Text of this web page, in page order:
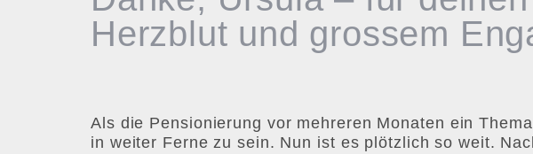
Herzblut und grossem
Als die Pensionierung vor mehreren Monaten ein
in weiter Ferne zu sein. Nun ist es plötzlich so weit.